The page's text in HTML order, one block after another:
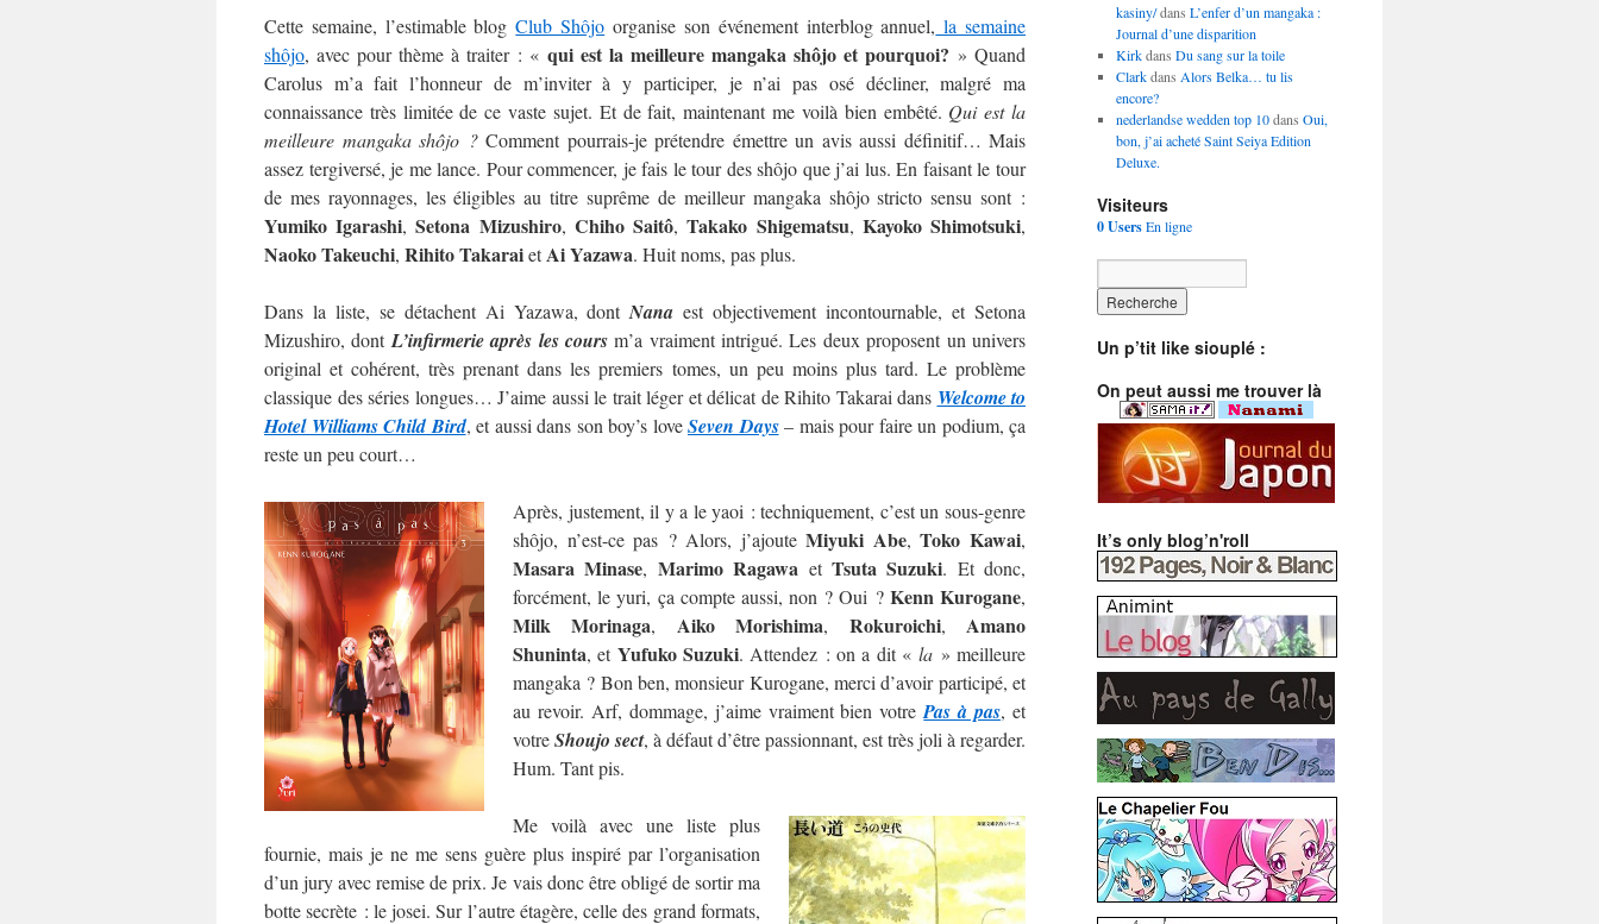
Cette semaine, l’estimable blogClub Shôjo organise son événement interblog annuel, la semaine
shôjo, avec pour thème à traiter : « qui est la meilleure mangaka shôjo et pourquoi? » Quand
Carolus m’a fait l’honneur de m’inviter à y participer, je n’ai pas osé décliner, malgré ma
connaissance très limitée de ce vaste sujet. Et de fait, maintenant me voilà bien embêté. Qui est la
meilleure mangaka shôjo ?Comment pourrais-je prétendre émettre un avis aussi définitif… Mais
assez tergiversé, je me lance. Pour commencer, je fais le tour des shôjo que j’ai lus. En faisant le tour
de mes rayonnages, les éligibles au titre suprême de meilleur mangaka shôjo stricto sensu sont :
Yumiko Igarashi,Setona Mizushiro, Chiho Saitô,Takako Shigematsu, Kayoko Shimotsuki,
NaokoTakeuchi, Rihito TakaraietAiYazawa. Huit noms, pas plus.
Dans la liste, se détachent Ai Yazawa, dontNana est objectivement incontournable, et Setona
Mizushiro, dont L’infirmerie après les coursm’a vraiment intrigué. Les deux proposent un univers
original et cohérent, très prenant dans les premiers tomes, un peu moins plus tard. Le problème
classique des séries longues… J’aime aussi le trait léger et délicat de Rihito Takarai dans Welcome to
Hotel Williams Child Bird, et aussi dans son boy’s loveSeven Days– mais pour faire un podium, ça
reste un peu court…
Après, justement, il y a le yaoi : techniquement, c’est un sous-genre
shôjo, n’est-ce pas ? Alors, j’ajouteMiyuki Abe,Toko Kawai,
Masara Minase, Marimo Ragawa et Tsuta Suzuki. Et donc,
forcément, le yuri, ça compte aussi, non ? Oui ? Kenn Kurogane,
Milk Morinaga, Aiko Morishima, Rokuroichi, Amano
Shuninta, et Yufuko Suzuki. Attendez : on a dit «la » meilleure
mangaka ? Bon ben, monsieur Kurogane, merci d’avoir participé, et
au revoir. Arf, dommage, j’aime vraiment bien votrePas à pas, et
votreShoujo sect, à défaut d’être passionnant, est très joli à regarder.
Hum. Tant pis.
Me voilà avec une liste plus
fournie, mais je ne me sens guère plus inspiré par l’organisation
d’un jury avec remise de prix. Je vais donc être obligé de sortir ma
botte secrète : le josei. Sur l’autre étagère, celle des grand formats,
kasiny/dans L’enfer d’un mangaka :
Journal d’une disparition
Kirkdans Du sang sur la toile
Clarkdans Alors Belka… tu lis
encore?
nederlandse wedden top 10dans Oui,
bon, j’ai acheté Saint Seiya Edition
Deluxe.
Visiteurs
0 UsersEn ligne
Un p’tit like siouplé :
On peut aussi me trouver là
It’s only blog’n'roll